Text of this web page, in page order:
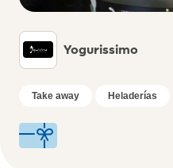
Yogurissimo
Take away Heladerías